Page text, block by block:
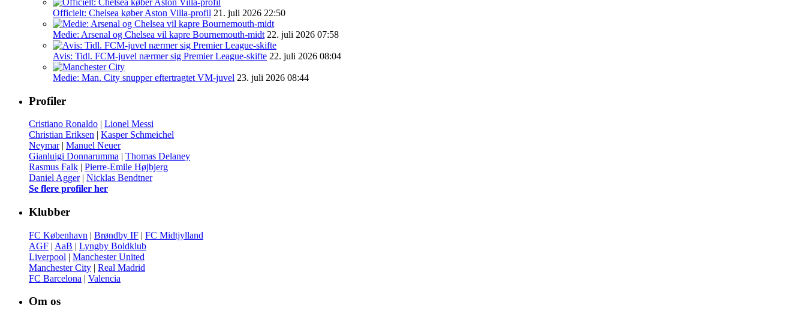
Officielt: Chelsea køber Aston Villa-profil 21. juli 2026 22:50
Medie: Arsenal og Chelsea vil kapre Bournemouth-midt 22. juli 2026 07:58
Avis: Tidl. FCM-juvel nærmer sig Premier League-skifte 22. juli 2026 08:04
Medie: Man. City snupper eftertragtet VM-juvel 23. juli 2026 08:44
Profiler
Cristiano Ronaldo | Lionel Messi
Christian Eriksen | Kasper Schmeichel
Neymar| Manuel Neuer
Gianluigi Donnarumma | Thomas Delaney
Rasmus Falk | Pierre-Emile Højbjerg
Daniel Agger| Nicklas Bendtner
Se flere profiler her
Klubber
FC København | Brøndby IF | FC Midtjylland
AGF | AaB | Lyngby Boldklub
Liverpool | Manchester United
Manchester City | Real Madrid
FC Barcelona | Valencia
Om os